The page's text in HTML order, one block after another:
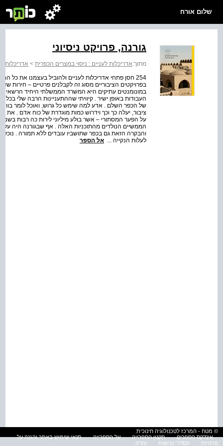
שלום אורח
גורנה, פרויקט ניסיוני
מתוך:אדריכלות לעניים : ניסוי במצרים הכפרית > אדריכלות
254 חסן פתחי אדריכלות לעניים ולהוביל בעצמנו את
בפרויקטים הציבוריים מסוג זה לקבלנים פרטיים – חירות
במונומנטים עתיקים היא המשרד הממשלתי היחיד הרשאי
העבודות באופן ישיר . קיוויתי שההתעניינות הרבה שלי
של הכפר השלם . אדע למה שימש כל גרוש, ואוכל לומר
ציבור, יעלה כך וכך וידרוש כמות מוגדרת של כוח אדם . את
על הפער המסתורי – אשר בולע מיליוני לירות כה רבות בשנה
הממשיים הנולדים מהתוכניות האלה . אף שבגורנה היה
והבקרה הזאת גם בכפר שתושביו עובדים ללא תמורה . נוכל
לעלות הנקייה ... אל הספר
© מטח - המרכז לטכנולוגיה חינוכית
אינדקס הספרים
תקנון הספרייה על הספרייה
תנאי שימוש באתר והגנה על
פרטיות
הסדרי נגישות עזרה